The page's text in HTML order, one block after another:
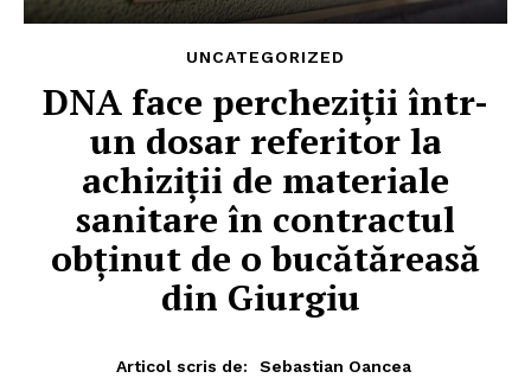
UNCATEGORIZED
DNA face percheziții într-
un dosar referitor la
achiziții de materiale
sanitare în contractul
obținut de o bucătăreasă
din Giurgiu
Articol scris de:
Sebastian Oancea